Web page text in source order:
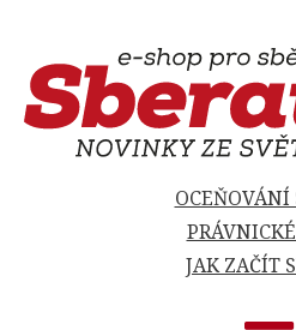
OCEŇOVÁNÍ
JAK ZAČÍT